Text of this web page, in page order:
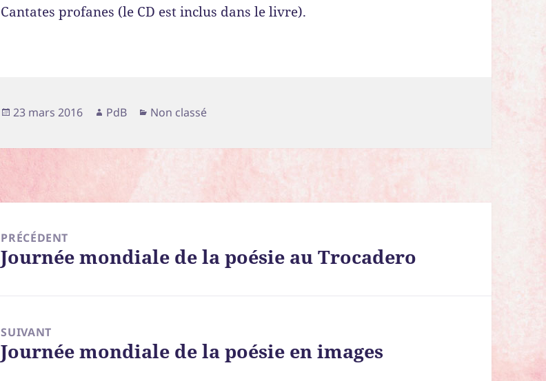
Cantates profanes (le CD est inclus dans le livre).
Publié
23 mars 2016 Auteur
PdB Catégories
Non classé
PRÉCÉDENT
Article
Journée mondiale de la poésie au Trocadero
SUIVANT
Article
Journée mondiale de la poésie en images